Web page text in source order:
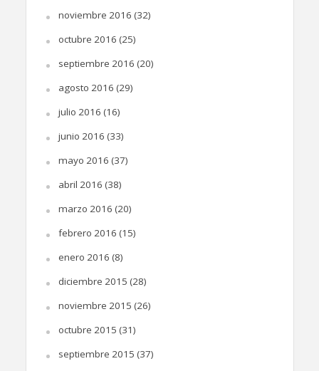
noviembre 2016 (32)
octubre 2016 (25)
septiembre 2016 (20)
agosto 2016 (29)
julio 2016 (16)
junio 2016 (33)
mayo 2016 (37)
abril 2016 (38)
marzo 2016 (20)
febrero 2016 (15)
enero 2016 (8)
diciembre 2015 (28)
noviembre 2015 (26)
octubre 2015 (31)
septiembre 2015 (37)